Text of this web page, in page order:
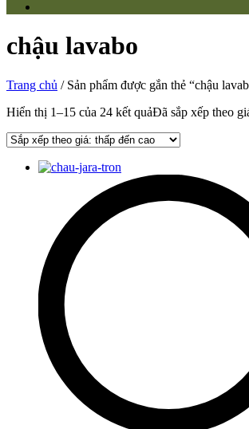
chậu lavabo
Trang chủ / Sản phẩm được gắn thẻ “chậu
Hiển thị 1–15 của 24 kết quảĐã sắp xếp theo